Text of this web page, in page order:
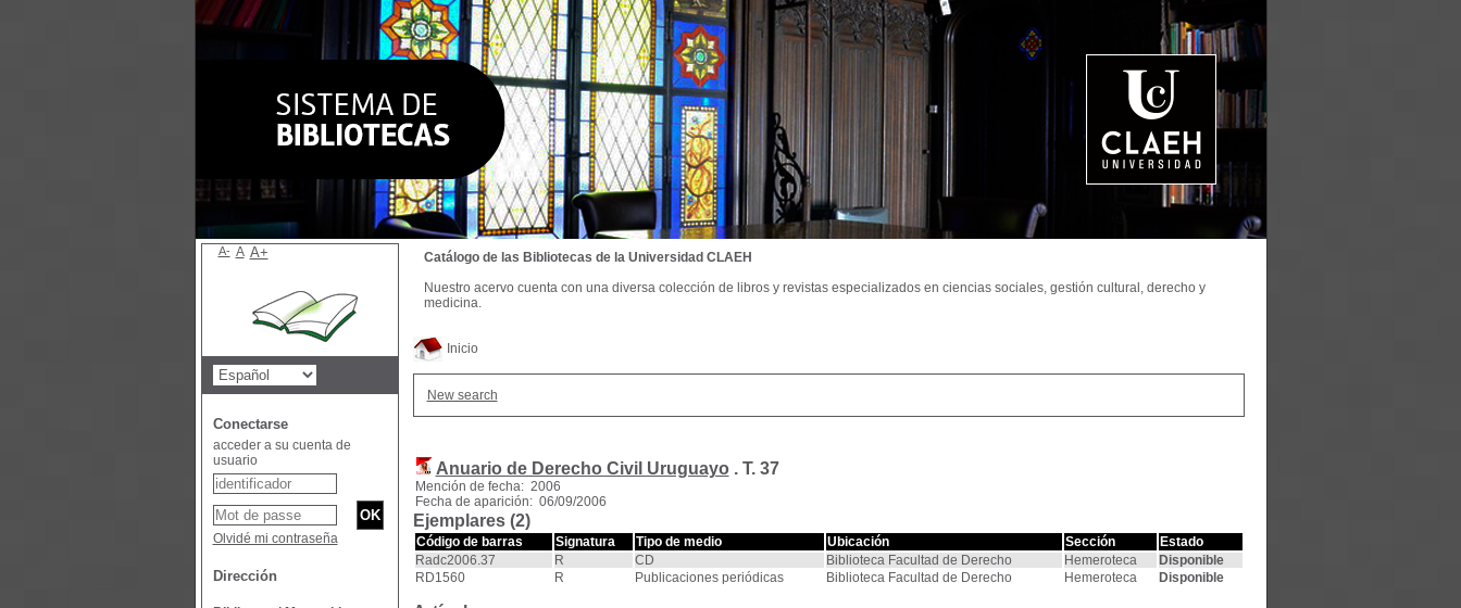
Inicio
New search
Anuario de Derecho Civil Uruguayo . T. 37
Mención de fecha: 2006
Fecha de aparición: 06/09/2006
Ejemplares (2)
Código de barras Signatura Tipo de medio Ubicación Sección
Estado
Radc2006.37
R CD Biblioteca Facultad de Derecho Hemeroteca
Disponible
RD1560
R Publicaciones periódicas Biblioteca Facultad de Derecho Hemeroteca Disponible
Catálogo de las Bibliotecas de la Universidad CLAEH
Nuestro acervo cuenta con una diversa colección de libros y revistas especializados en ciencias sociales, gestión cultural, derecho y
medicina.
A- A A+
Conectarse
acceder a su cuenta de
usuario
Olvidé mi contraseña
Dirección